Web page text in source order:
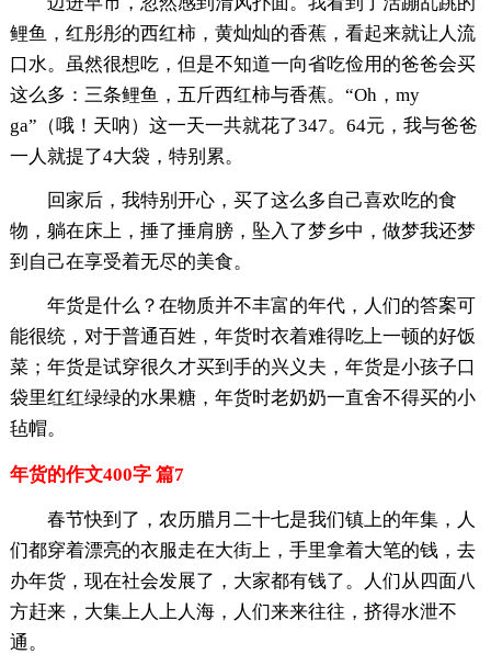
鲤鱼，红彤彤的西红柿，黄灿灿的香蕉，看起来就让人流
口水。虽然很想吃，但是不知道一向省吃俭用的爸爸会买
这么多：三条鲤鱼，五斤西红柿与香蕉。“Oh，my
ga”（哦！天呐）这一天一共就花了347。64元，我与爸爸
一人就提了4大袋，特别累。
回家后，我特别开心，买了这么多自己喜欢吃的食
物，躺在床上，捶了捶肩膀，坠入了梦乡中，做梦我还梦
到自己在享受着无尽的美食。
年货是什么？在物质并不丰富的年代，人们的答案可
能很统，对于普通百姓，年货时衣着难得吃上一顿的好饭
菜；年货是试穿很久才买到手的兴义夫，年货是小孩子口
袋里红红绿绿的水果糖，年货时老奶奶一直舍不得买的小
毡帽。
年货的作文400字 篇7
春节快到了，农历腊月二十七是我们镇上的年集，人
们都穿着漂亮的衣服走在大街上，手里拿着大笔的钱，去
办年货，现在社会发展了，大家都有钱了。人们从四面八
方赶来，大集上人上人海，人们来来往往，挤得水泄不
通。